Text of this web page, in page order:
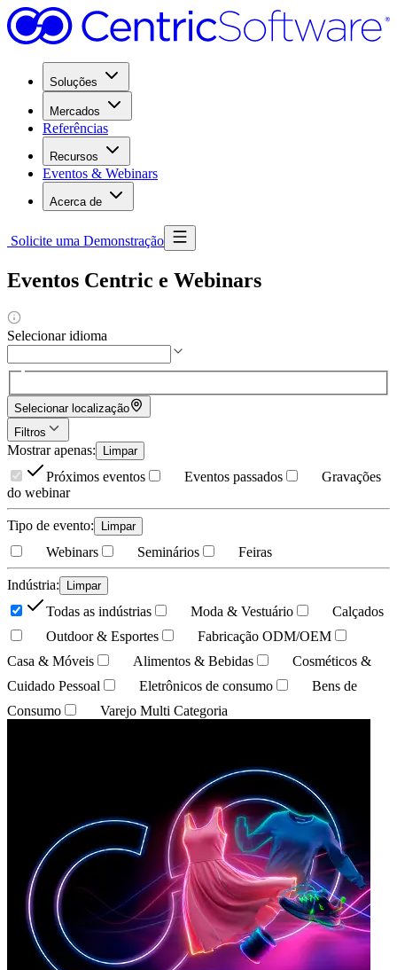
Soluções
Mercados
Referências
Recursos
Eventos & Webinars
Acerca de
Solicite uma Demonstração
Eventos Centric e Webinars
Selecionar idioma
Selecionar localização
Filtros
Mostrar apenas: Limpar
Próximos eventos Eventos passados
Gravações
do webinar
Tipo de evento: Limpar
Webinars Seminários Feiras
Indústria: Limpar
Todas as indústrias Moda & Vestuário
Calçados
Outdoor & Esportes
Fabricação ODM/OEM
Casa & Móveis
Alimentos & Bebidas
Cosméticos &
Cuidado Pessoal
Eletrônicos de consumo
Bens de
Consumo
Varejo Multi Categoria